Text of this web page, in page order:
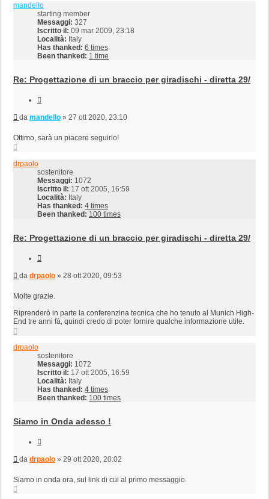
mandello
starting member
Messaggi: 327
Iscritto il: 09 mar 2009, 23:18
Località: Italy
Has thanked: 6 times
Been thanked: 1 time
Re: Progettazione di un braccio per giradischi - diretta 29/
Messaggio
da mandello » 27 ott 2020, 23:10
Ottimo, sarà un piacere seguirlo!
drpaolo
sostenitore
Messaggi: 1072
Iscritto il: 17 ott 2005, 16:59
Località: Italy
Has thanked: 4 times
Been thanked: 100 times
Re: Progettazione di un braccio per giradischi - diretta 29/
Messaggio
da drpaolo » 28 ott 2020, 09:53
Molte grazie.
Riprenderò in parte la conferenzina tecnica che ho tenuto al Munich High-
End tre anni fà, quindi credo di poter fornire qualche informazione utile.
drpaolo
sostenitore
Messaggi: 1072
Iscritto il: 17 ott 2005, 16:59
Località: Italy
Has thanked: 4 times
Been thanked: 100 times
Siamo in Onda adesso !
Messaggio
da drpaolo » 29 ott 2020, 20:02
Siamo in onda ora, sul link di cui al primo messaggio.